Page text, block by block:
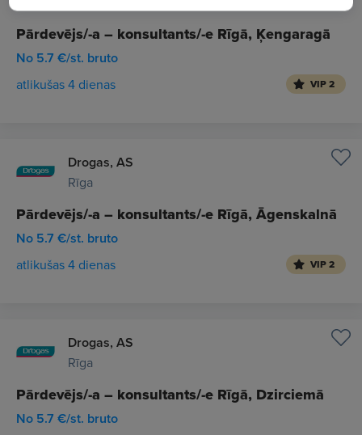
Pārdevējs/-a – konsultants/-e Rīgā, Ķengaragā
No 5.7 €/st. bruto
atlikušas 4 dienas VIP 2
Drogas, AS
Rīga
Pārdevējs/-a – konsultants/-e Rīgā, Āgenskalnā
No 5.7 €/st. bruto
atlikušas 4 dienas VIP 2
Drogas, AS
Rīga
Pārdevējs/-a – konsultants/-e Rīgā, Dzirciemā
No 5.7 €/st. bruto